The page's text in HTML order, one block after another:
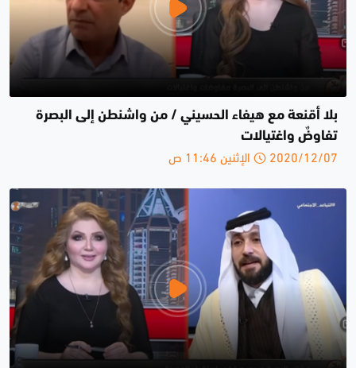
بلا أقنعة مع هيفاء الحسيني / من واشنطن إلى البصرة
تفاوضٌ واغتيالات
2020/12/07 الإثنين 11:46 ص